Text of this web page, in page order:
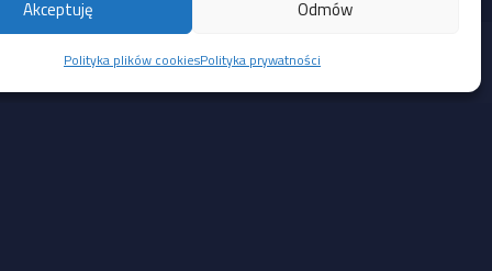
Akceptuję Odmów
Polityka plików cookiesPolityka prywatności